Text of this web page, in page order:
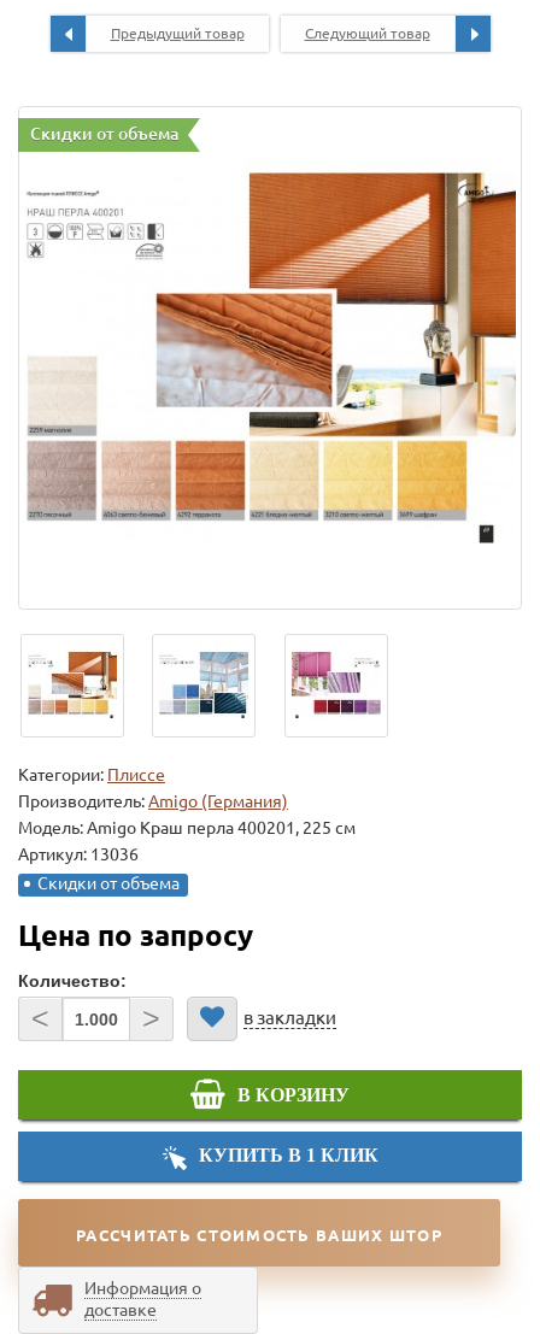
Предыдущий товар Следующий товар
Скидки от объема
Категории: Плиссе
Производитель:Amigo (Германия)
Модель:Amigo Краш перла 400201, 225 см
Артикул: 13036
Скидки от объема
Цена по запросу
Количество:
< > в закладки
В КОРЗИНУ
КУПИТЬ В 1 КЛИК
РАССЧИТАТЬ СТОИМОСТЬ ВАШИХ ШТОР
Информация о
доставке